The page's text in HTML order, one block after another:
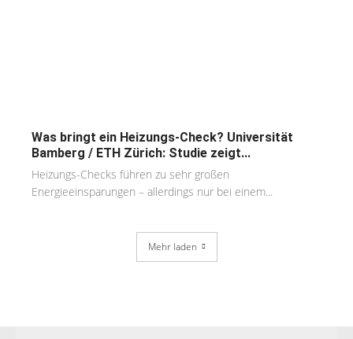
Was bringt ein Heizungs-Check? Universität
Bamberg / ETH Zürich: Studie zeigt...
Heizungs-Checks führen zu sehr großen
Energieeinsparungen – allerdings nur bei einem...
Mehr laden